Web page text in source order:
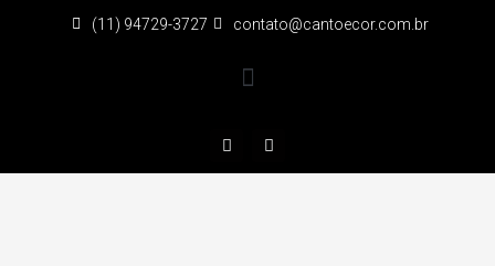
(11) 94729-3727 contato@cantoecor.com.br